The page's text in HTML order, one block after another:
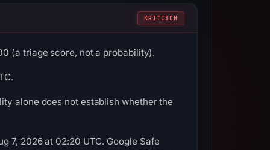
KRITISCH
(a triage score, not a probability).
alone does not establish whether the
7, 2026 at 02:20 UTC. Google Safe